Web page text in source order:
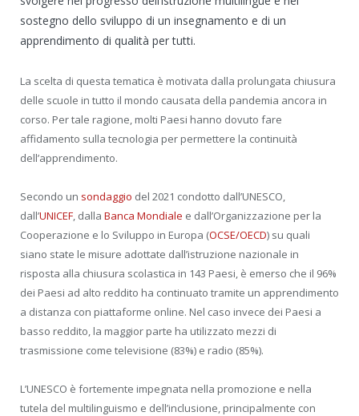
sostegno dello sviluppo di un insegnamento e di un
apprendimento di qualità per tutti.
La scelta di questa tematica è motivata dalla prolungata chiusura
delle scuole in tutto il mondo causata della pandemia ancora in
corso. Per tale ragione, molti Paesi hanno dovuto fare
affidamento sulla tecnologia per permettere la continuità
dell’apprendimento.
Secondo un sondaggio del 2021 condotto dall’UNESCO,
dall’UNICEF, dalla Banca Mondiale e dall’Organizzazione per la
Cooperazione e lo Sviluppo in Europa (OCSE/OECD) su quali
siano state le misure adottate dall’istruzione nazionale in
risposta alla chiusura scolastica in 143 Paesi, è emerso che il 96%
dei Paesi ad alto reddito ha continuato tramite un apprendimento
a distanza con piattaforme online. Nel caso invece dei Paesi a
basso reddito, la maggior parte ha utilizzato mezzi di
trasmissione come televisione (83%) e radio (85%).
L’UNESCO è fortemente impegnata nella promozione e nella
tutela del multilinguismo e dell’inclusione, principalmente con